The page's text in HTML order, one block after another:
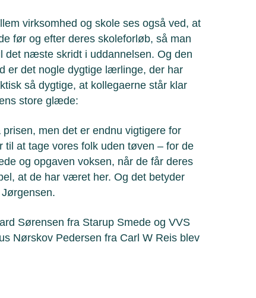
virksomhed og skole ses også ved, at
før og efter deres skoleforløb, så man
næste skridt i uddannelsen. Og den
er det nogle dygtige lærlinge, der har
så dygtige, at kollegaerne står klar
store glæde:
men det er endnu vigtigere for
til at tage vores folk uden tøven – for de
og opgaven voksen, når de får deres
at de har været her. Og det betyder
Sørensen fra Starup Smede og VVS
Nørskov Pedersen fra Carl W Reis blev